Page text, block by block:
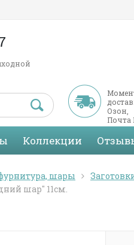
Озон,
Почта
СДЭК
Коллекции
шары
шар" 11см.